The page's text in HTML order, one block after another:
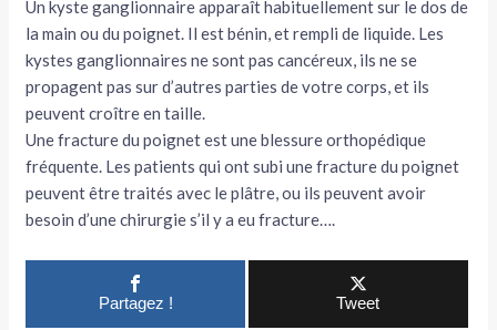
Un kyste ganglionnaire apparaît habituellement sur le dos de
la main ou du poignet. Il est bénin, et rempli de liquide. Les
kystes ganglionnaires ne sont pas cancéreux, ils ne se
propagent pas sur d’autres parties de votre corps, et ils
peuvent croître en taille.
Une fracture du poignet est une blessure orthopédique
fréquente. Les patients qui ont subi une fracture du poignet
peuvent être traités avec le plâtre, ou ils peuvent avoir
besoin d’une chirurgie s’il y a eu fracture….
Partagez ! Tweet